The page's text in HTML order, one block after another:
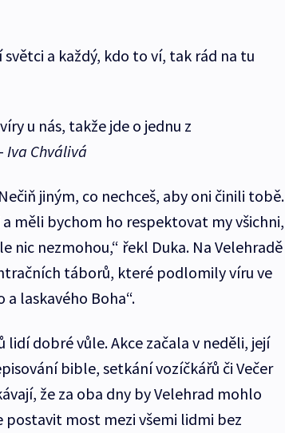
a každý, kdo to ví, tak rád na tu
u nás, takže jde o jednu z
Iva Chválivá
jiným, co nechceš, aby oni činili tobě.
měli bychom ho respektovat my všichni,
nezmohou,“ řekl Duka. Na Velehradě
táborů, které podlomily víru ve
laskavého Boha“.
lidí dobré vůle. Akce začala v neděli, její
bible, setkání vozíčkářů či Večer
že za oba dny by Velehrad mohlo
postavit most mezi všemi lidmi bez